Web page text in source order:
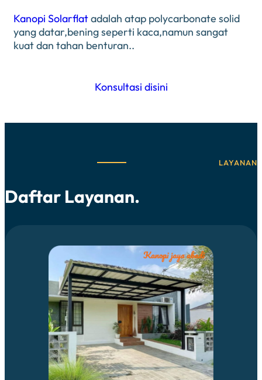
Kanopi Solarflatadalah atap polycarbonate solid
yang datar,bening seperti kaca,namun sangat
kuat dan tahan benturan..
Konsultasi disini
LAYANAN
Daftar Layanan.